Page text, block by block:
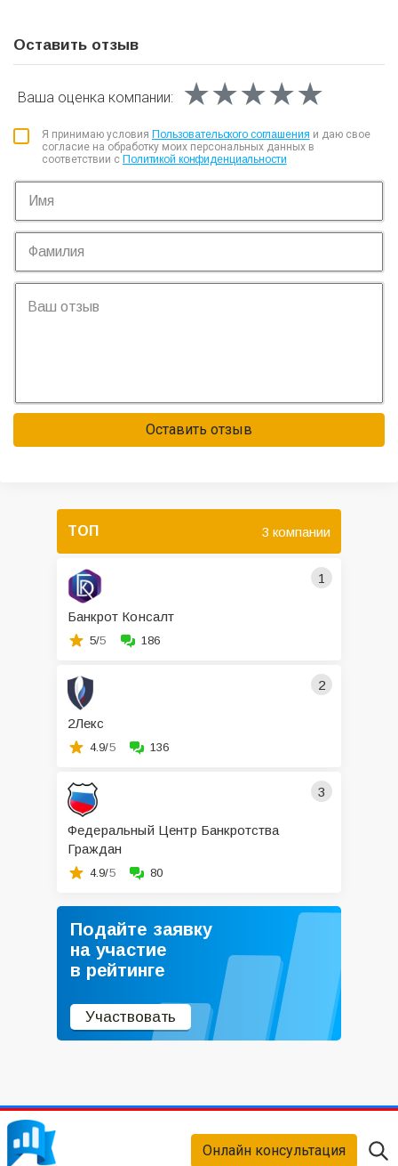
Оставить отзыв
Ваша оценка компании: ★★★★★
★★★★★
★★★★★
Я принимаю условия Пользовательского соглашения и даю свое
согласие на обработку моих персональных данных в
соответствии с Политикой конфиденциальности
Оставить отзыв
ТОП 3 компании
1
Банкрот Консалт
5/5 186
2
2Лекс
4.9/5 136
3
Федеральный Центр Банкротства
Граждан
4.9/5 80
Подайте заявку
на участие
в рейтинге
Участвовать
Онлайн консультация